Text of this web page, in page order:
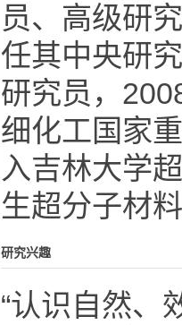
员、高级研
任其中央研
研究员，
细化工国家
入吉林大学
生超分子材
研究兴趣
“认识自然、